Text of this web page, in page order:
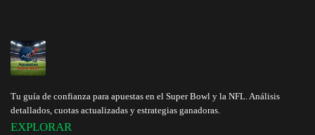
Tu guía de confianza para apuestas en el Super Bowl y la NFL. Análisis
detallados, cuotas actualizadas y estrategias ganadoras.
EXPLORAR